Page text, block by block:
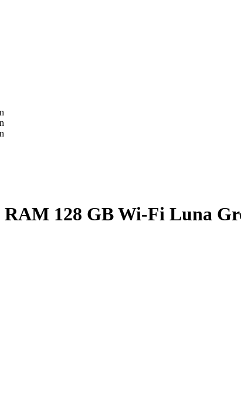
128 GB Wi-Fi Luna